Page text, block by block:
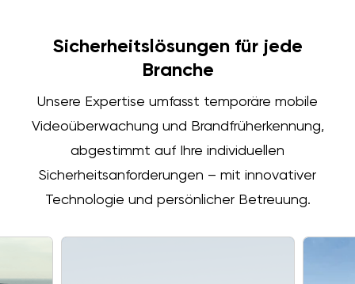
Sicherheitslösungen für jede
Branche
Unsere Expertise umfasst temporäre mobile
Videoüberwachung und Brandfrüherkennung,
abgestimmt auf Ihre individuellen
Sicherheitsanforderungen – mit innovativer
Technologie und persönlicher Betreuung.